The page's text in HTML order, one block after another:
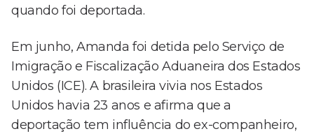
quando foi deportada.
Em junho, Amanda foi detida pelo Serviço de
Imigração e Fiscalização Aduaneira dos Estados
Unidos (ICE). A brasileira vivia nos Estados
Unidos havia 23 anos e afirma que a
deportação tem influência do ex-companheiro,